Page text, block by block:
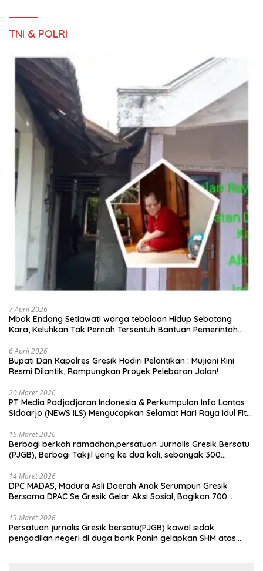
TNI & POLRI
7 April 2026
Mbok Endang Setiawati warga tebaloan Hidup Sebatang
Kara, Keluhkan Tak Pernah Tersentuh Bantuan Pemerintah
6 April 2026
​Bupati Dan Kapolres Gresik Hadiri Pelantikan : Mujiani Kini
Resmi Dilantik, Rampungkan Proyek Pelebaran Jalan!
20 Maret 2026
PT Media Padjadjaran Indonesia & Perkumpulan Info Lantas
Sidoarjo (NEWS ILS) Mengucapkan Selamat Hari Raya Idul Fitri
15 Maret 2026
Berbagi berkah ramadhan,persatuan Jurnalis Gresik Bersatu
(PJGB), Berbagi Takjil yang ke dua kali, sebanyak 300
14 Maret 2026
DPC MADAS, Madura Asli Daerah Anak Serumpun Gresik
Bersama DPAC Se Gresik Gelar Aksi Sosial, Bagikan 700
13 Maret 2026
Persatuan jurnalis Gresik bersatu(PJGB) kawal sidak
pengadilan negeri di duga bank Panin gelapkan SHM atas